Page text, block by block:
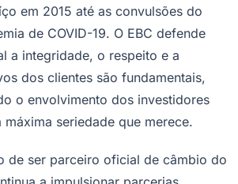
em 2015 até as convulsões do
de COVID-19. O EBC defende
a integridade, o respeito e a
dos clientes são fundamentais,
o envolvimento dos investidores
seriedade que merece.
de ser parceiro oficial de câmbio do